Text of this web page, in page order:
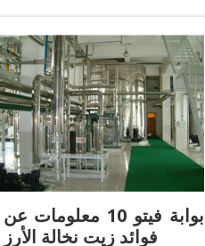
بوابة فيتو 10 معلومات عن
فوائد زيت نخالة الأرز